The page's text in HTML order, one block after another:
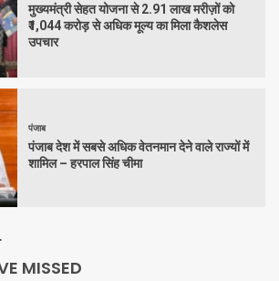
मुख्यमंत्री सेहत योजना से 2.91 लाख मरीज़ों को
₹1,044 करोड़ से अधिक मूल्य का मिला कैशलेस
उपचार
पंजाब
पंजाब देश में सबसे अधिक वेतनमान देने वाले राज्यों में
शामिल – हरपाल सिंह चीमा
MISSED